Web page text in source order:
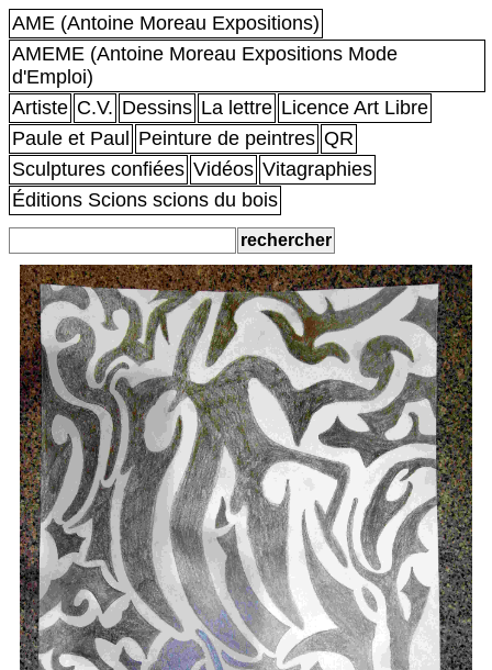
AME (Antoine Moreau Expositions)
AMEME (Antoine Moreau Expositions Mode
d'Emploi)
Artiste C.V. Dessins La lettre Licence Art Libre
Paule et Paul
Peinture de peintres QR
Sculptures confiées Vidéos Vitagraphies
Éditions Scions scions du bois